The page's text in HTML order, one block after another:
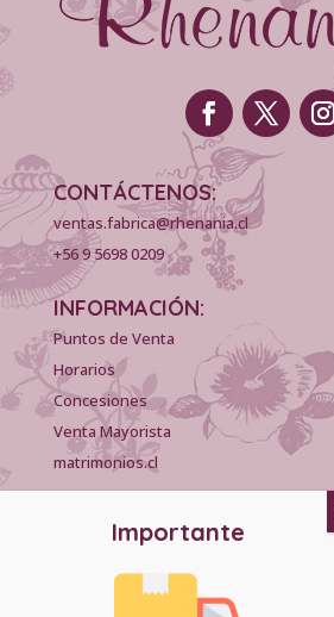
CONTÁCTENOS:
ventas.fabrica@rhenania.cl
+56 9 5698 0209
INFORMACIÓN:
Puntos de Venta
Horarios
Concesiones
Venta Mayorista
matrimonios.cl
Políticas de despacho
Políticas de privacidad
Devoluciones y reembolsos